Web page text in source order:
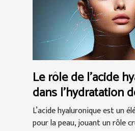
Le rôle de l'acide
dans l'hydratation
L’acide hyaluronique est un
pour la peau, jouant un rôle